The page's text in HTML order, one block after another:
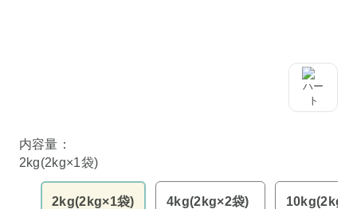
内容量：
2kg(2kg×1袋)
2kg(2kg×1袋) 4kg(2kg×2袋)